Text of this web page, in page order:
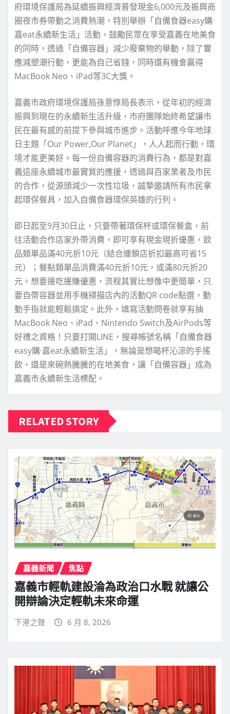
府環境保護局為延續振興經濟普發現金6,000元及振興商
圈夜市券帶動之消費熱潮，特別舉辦「自備食器easy購·
嘉eat永續新生活」活動，鼓勵民眾在享受嘉義在地美食
的同時，透過「自備容器」減少廢棄物的舉動，除了響
應減塑潮行動，更能為自己省錢，同時還有機會贏得
MacBook Neo、iPad等3C大獎。
嘉義市政府環境保護局孫意惇局長表示，從年初的經濟
振興到現在的永續新生活升級，市府團隊始終希望讓市
民在最有感的前提下參與城市進步。活動呼應今年地球
日主題「Our Power,Our Planet」，人人起而行動，環
境才能更美好。每一份自備容器的消費行為，都是對嘉
義這座永續城市最實質的應援，透過與百家業者及市民
的合作，從源頭減少一次性垃圾，誠摯邀請所有市民拿
起環保餐具，加入自備食器環保英雄的行列。
即日起至9月30日止，只要帶著環保杯或環保餐盒，前
往活動合作店家外帶消費，即可享有現金現折優惠，飲
品類單品滿40元折10元（結合連鎖店折扣最高可省15
元）；餐點類單品消費滿40元折10元，或滿80元折20
元。想要邊吃邊賺優惠，流程其實比想像中更簡單，只
要自帶容器並用手機掃描店內的活動QR code點選，動
動手指就能輕鬆搞定。此外，填寫活動問卷就享有抽
MacBook Neo、iPad、Nintendo Switch及AirPods等
好禮之資格！只要打開LINE，搜尋帳號名稱「自備食器
easy購·嘉eat永續新生活」，無論是想喝杯沁涼的手搖
飲，還是來碗熱騰騰的在地美食，讓「自備容器」成為
嘉義市永續新生活標配。
RELATED STORY
嘉義新聞 焦點
嘉義市輕軌建設淪為政治口水戰 就讓公
開辯論決定輕軌未來命運
下港之聲 6 月 8, 2026